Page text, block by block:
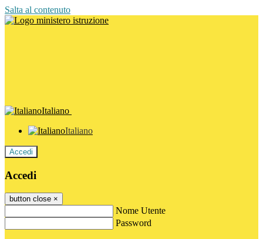
Salta al contenuto
Italiano
Italiano
Accedi
Accedi
button close ×
Nome Utente
Password